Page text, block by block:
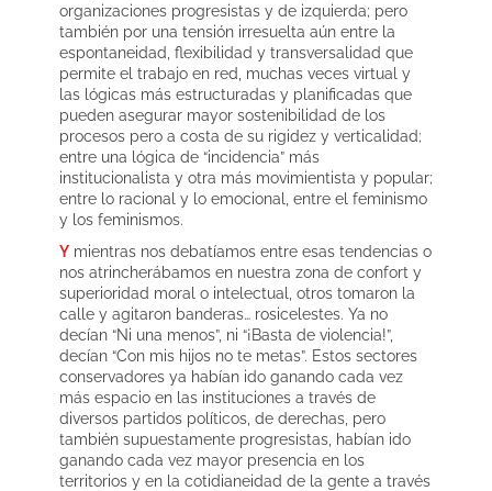
organizaciones progresistas y de izquierda; pero
también por una tensión irresuelta aún entre la
espontaneidad, flexibilidad y transversalidad que
permite el trabajo en red, muchas veces virtual y
las lógicas más estructuradas y planificadas que
pueden asegurar mayor sostenibilidad de los
procesos pero a costa de su rigidez y verticalidad;
entre una lógica de “incidencia” más
institucionalista y otra más movimientista y popular;
entre lo racional y lo emocional, entre el feminismo
y los feminismos.
Y mientras nos debatíamos entre esas tendencias o
nos atrincherábamos en nuestra zona de confort y
superioridad moral o intelectual, otros tomaron la
calle y agitaron banderas… rosicelestes. Ya no
decían “Ni una menos”, ni “¡Basta de violencia!”,
decían “Con mis hijos no te metas”. Estos sectores
conservadores ya habían ido ganando cada vez
más espacio en las instituciones a través de
diversos partidos políticos, de derechas, pero
también supuestamente progresistas, habían ido
ganando cada vez mayor presencia en los
territorios y en la cotidianeidad de la gente a través